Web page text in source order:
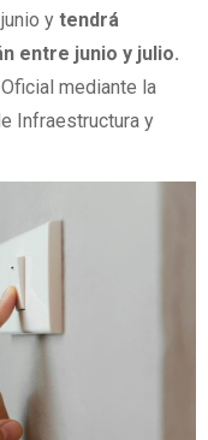
y tendrá
entre junio y julio.
mediante la
Infraestructura y